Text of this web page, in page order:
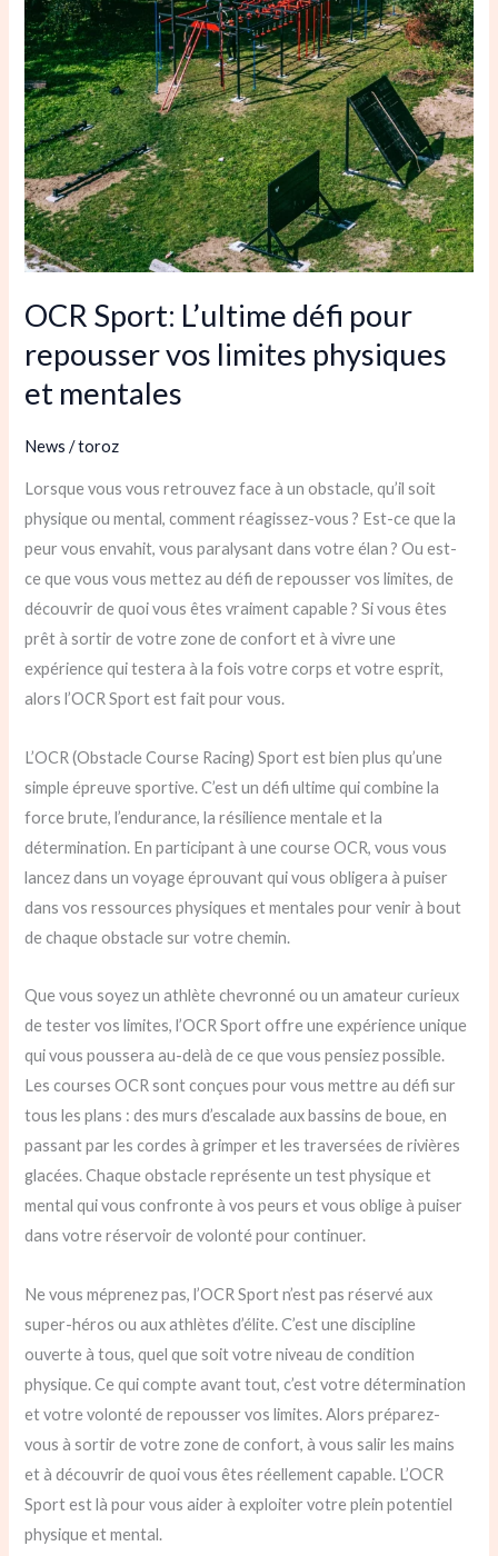
OCR Sport: L’ultime défi pour
repousser vos limites physiques
et mentales
News /toroz
Lorsque vous vous retrouvez face à un obstacle, qu’il soit
physique ou mental, comment réagissez-vous ? Est-ce que la
peur vous envahit, vous paralysant dans votre élan ? Ou est-
ce que vous vous mettez au défi de repousser vos limites, de
découvrir de quoi vous êtes vraiment capable ? Si vous êtes
prêt à sortir de votre zone de confort et à vivre une
expérience qui testera à la fois votre corps et votre esprit,
alors l’OCR Sport est fait pour vous.
L’OCR (Obstacle Course Racing) Sport est bien plus qu’une
simple épreuve sportive. C’est un défi ultime qui combine la
force brute, l’endurance, la résilience mentale et la
détermination. En participant à une course OCR, vous vous
lancez dans un voyage éprouvant qui vous obligera à puiser
dans vos ressources physiques et mentales pour venir à bout
de chaque obstacle sur votre chemin.
Que vous soyez un athlète chevronné ou un amateur curieux
de tester vos limites, l’OCR Sport offre une expérience unique
qui vous poussera au-delà de ce que vous pensiez possible.
Les courses OCR sont conçues pour vous mettre au défi sur
tous les plans : des murs d’escalade aux bassins de boue, en
passant par les cordes à grimper et les traversées de rivières
glacées. Chaque obstacle représente un test physique et
mental qui vous confronte à vos peurs et vous oblige à puiser
dans votre réservoir de volonté pour continuer.
Ne vous méprenez pas, l’OCR Sport n’est pas réservé aux
super-héros ou aux athlètes d’élite. C’est une discipline
ouverte à tous, quel que soit votre niveau de condition
physique. Ce qui compte avant tout, c’est votre détermination
et votre volonté de repousser vos limites. Alors préparez-
vous à sortir de votre zone de confort, à vous salir les mains
et à découvrir de quoi vous êtes réellement capable. L’OCR
Sport est là pour vous aider à exploiter votre plein potentiel
physique et mental.
vos
limites
physiques
et
mentales